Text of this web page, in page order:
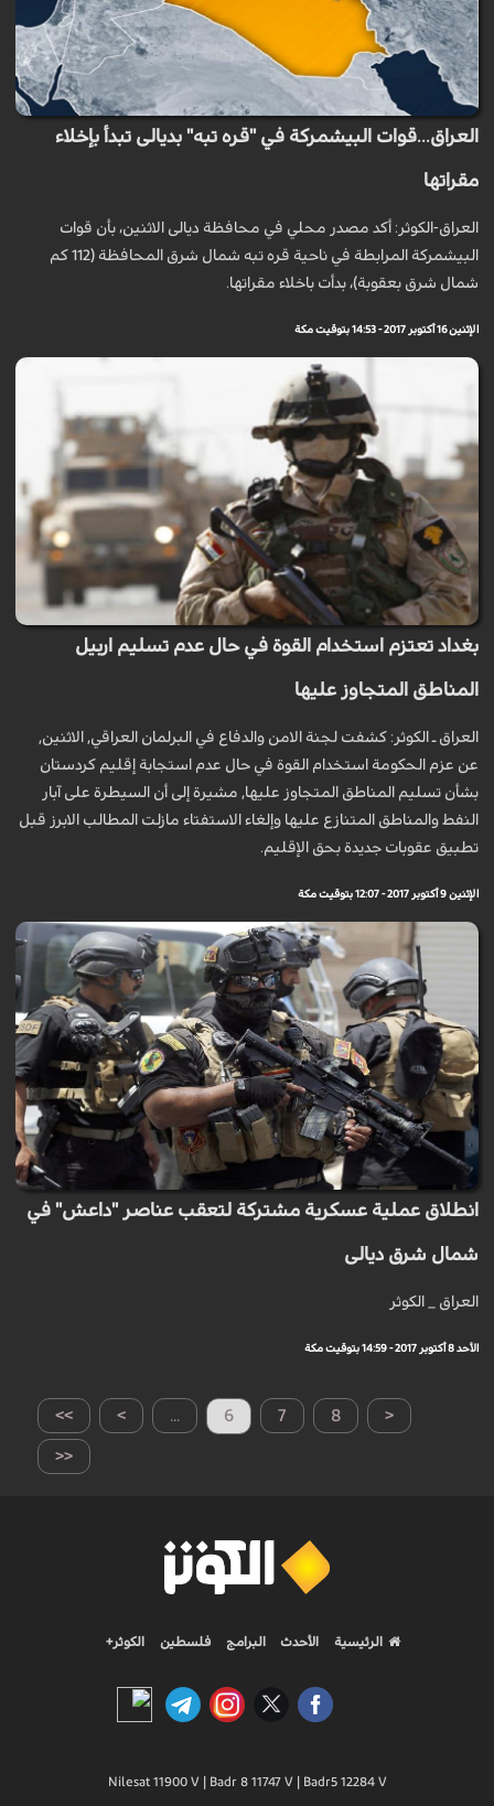
العراق...قوات البيشمركة في "قره تبه" بديالى تبدأ بإخلاء
مقراتها
العراق-الكوثر: أكد مصدر محلي في محافظة ديالى الاثنين، بأن قوات
البيشمركة المرابطة في ناحية قره تبه شمال شرق المحافظة (112 كم
شمال شرق ب‍عقوبة)، بدأت باخلاء مقراتها.
الإثنين 16 أكتوبر 2017 - 14:53 بتوقيت مكة
بغداد تعتزم استخدام القوة في حال عدم تسليم اربيل
المناطق المتجاوز عليها
العراق ـ الكوثر: كشفت لجنة الامن والدفاع في البرلمان العراقي, الاثنين,
عن عزم الحكومة استخدام القوة في حال عدم استجابة إقليم كردستان
بشأن تسليم المناطق المتجاوز عليها, مشيرة إلى أن السيطرة على آبار
النفط والمناطق المتنازع عليها وإلغاء الاستفتاء مازلت المطالب الابرز قبل
تطبيق عقوبات جديدة بحق الإقليم.
الإثنين 9 أكتوبر 2017 - 12:07 بتوقيت مكة
انطلاق عملية عسكرية مشتركة لتعقب عناصر "داعش" في
شمال شرق ديالى
العراق _ الكوثر
الأحد 8 أكتوبر 2017 - 14:59 بتوقيت مكة
>> > ... 6 7 8 <
<<
الرئيسية الأحدث البرامج فلسطين الكوثر+
Nilesat 11900 V | Badr 8 11747 V | Badr5 12284 V